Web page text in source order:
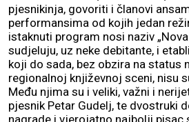
pjesnikinja, govoriti i članovi
performansima od kojih jedan
istaknuti program nosi naziv
sudjeluju, uz neke debitante, i
koji do sada, bez obzira na status
regionalnoj književnoj sceni, nisu
Među njima su i veliki, važni i
pjesnik Petar Gudelj, te dvostruki
nagrade i vjerojatno najbolji pisac